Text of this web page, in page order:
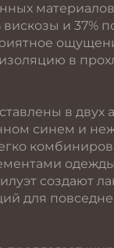
вискозы и 37%
в
в двух
синем и
создают
для